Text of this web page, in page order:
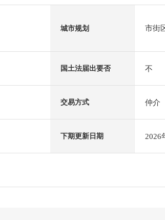
城市规划 市街
国土法届出要否 不
交易方式 仲介
下期更新日期 2026